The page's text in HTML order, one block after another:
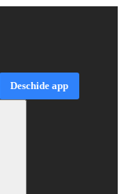
Deschide app